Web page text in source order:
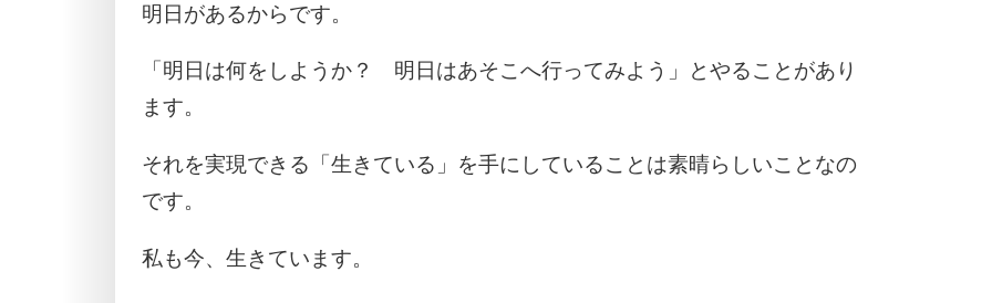
明日があるからです。
「明日は何をしようか？ 明日はあそこへ行ってみよう」とやることがあり
ます。
それを実現できる「生きている」を手にしていることは素晴らしいことなの
です。
私も今、生きています。